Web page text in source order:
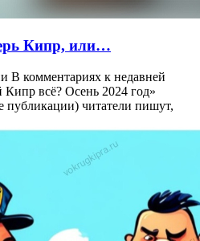
Кипр, или…
В комментариях к недавней
Кипр всё? Осень 2024 год»
публикации) читатели пишут,